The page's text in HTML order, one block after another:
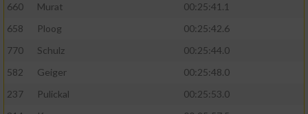
660
Murat
00:25:41.1
658
Ploog
00:25:42.6
770
Schulz
00:25:44.0
582
Geiger
00:25:48.0
237
Pulickal
00:25:53.0